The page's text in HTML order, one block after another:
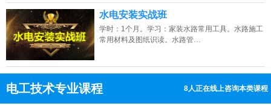
水电安装实战班
学时：1个月。学习：家装水路常用工具。水路施工
常用材料及图纸识读。水路管…
电工技术专业课程 8人正在线上咨询本类课程